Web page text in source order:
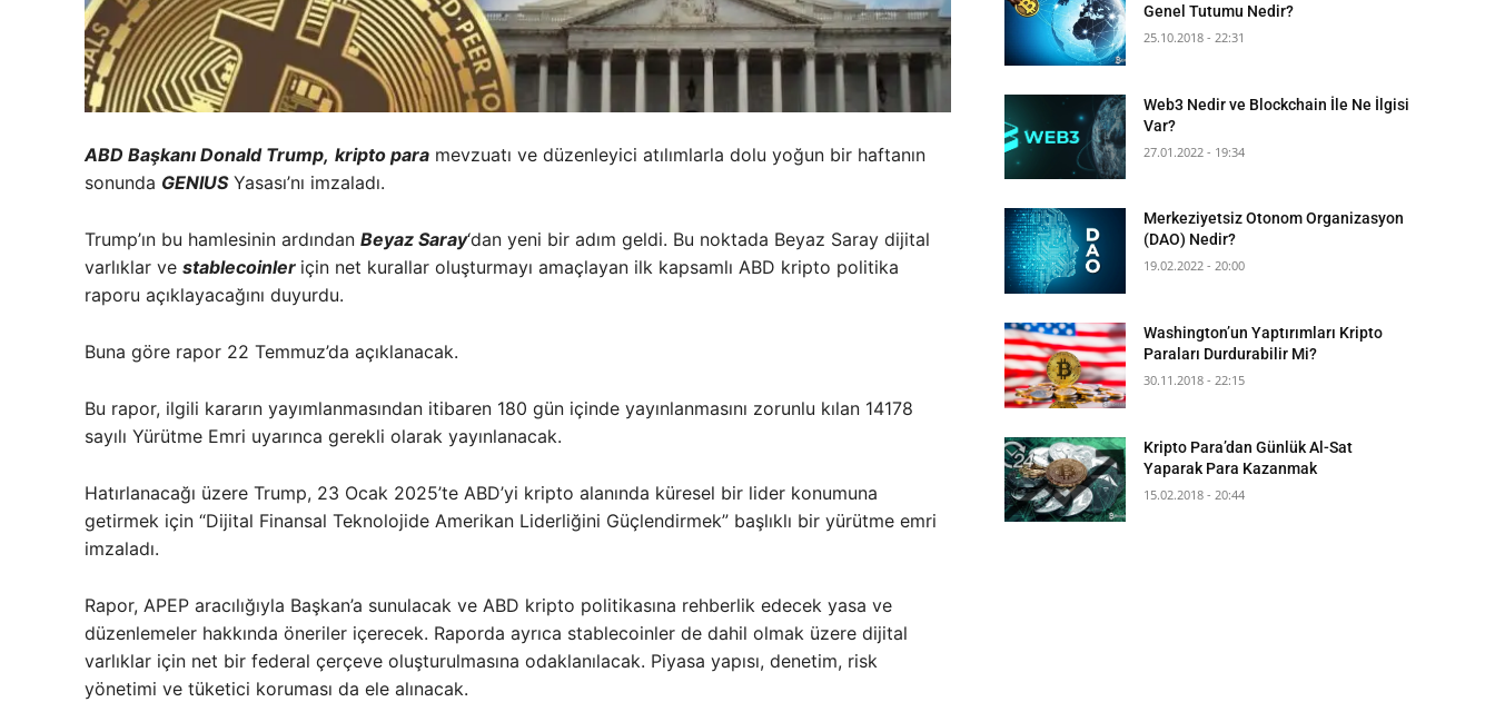
ABD Başkanı Donald Trump, kripto para mevzuatı ve düzenleyici atılımlarla dolu yoğun bir haftanın
sonunda GENIUS Yasası’nı imzaladı.
Trump’ın bu hamlesinin ardından Beyaz Saray‘dan yeni bir adım geldi. Bu noktada Beyaz Saray dijital
varlıklar ve stablecoinler için net kurallar oluşturmayı amaçlayan ilk kapsamlı ABD kripto politika
raporu açıklayacağını duyurdu.
Buna göre rapor 22 Temmuz’da açıklanacak.
Bu rapor, ilgili kararın yayımlanmasından itibaren 180 gün içinde yayınlanmasını zorunlu kılan 14178
sayılı Yürütme Emri uyarınca gerekli olarak yayınlanacak.
Hatırlanacağı üzere Trump, 23 Ocak 2025’te ABD’yi kripto alanında küresel bir lider konumuna
getirmek için “Dijital Finansal Teknolojide Amerikan Liderliğini Güçlendirmek” başlıklı bir yürütme emri
imzaladı.
Rapor, APEP aracılığıyla Başkan’a sunulacak ve ABD kripto politikasına rehberlik edecek yasa ve
düzenlemeler hakkında öneriler içerecek. Raporda ayrıca stablecoinler de dahil olmak üzere dijital
varlıklar için net bir federal çerçeve oluşturulmasına odaklanılacak. Piyasa yapısı, denetim, risk
yönetimi ve tüketici koruması da ele alınacak.
Genel Tutumu Nedir?
25.10.2018 - 22:31
Web3 Nedir ve Blockchain İle Ne İlgisi
Var?
27.01.2022 - 19:34
Merkeziyetsiz Otonom Organizasyon
(DAO) Nedir?
19.02.2022 - 20:00
Washington’un Yaptırımları Kripto
Paraları Durdurabilir Mi?
30.11.2018 - 22:15
Kripto Para’dan Günlük Al-Sat
Yaparak Para Kazanmak
15.02.2018 - 20:44